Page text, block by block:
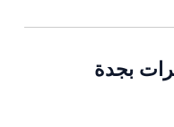
بجدة